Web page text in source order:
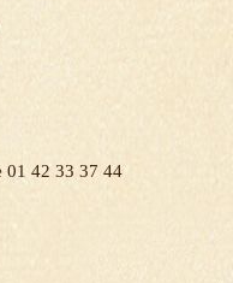
01 42 33 37 44